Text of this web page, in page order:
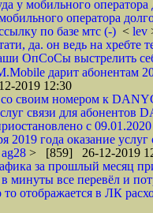
у мобильного
оператора
по базе мтс (-) < lev
да. он ведь на хребте
ОпСоСы выстрелить
дарит абонентам
2019 12:30
своим номером к
связи для
с 09.01.2020
2019 года оказание
ag28 > [859] 26-12-2019
за прошлый месяц
минуты все перевёл и
то отображается в ЛК